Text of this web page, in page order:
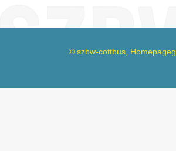
© szbw-cottbus,